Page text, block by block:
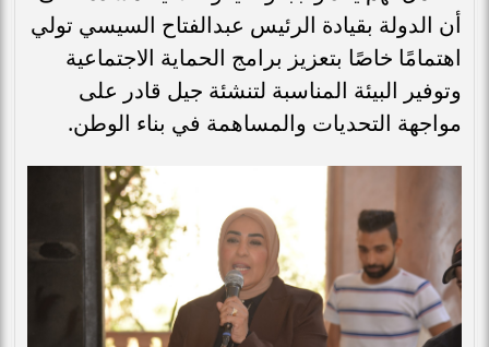
أن الدولة بقيادة الرئيس عبدالفتاح السيسي تولي
اهتمامًا خاصًا بتعزيز برامج الحماية الاجتماعية
وتوفير البيئة المناسبة لتنشئة جيل قادر على
مواجهة التحديات والمساهمة في بناء الوطن.